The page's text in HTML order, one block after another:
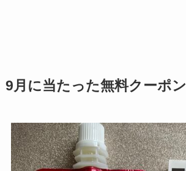
9月に当たった無料クーポン